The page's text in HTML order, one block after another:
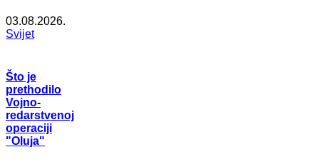
03.08.2026.
Svijet
Što je
prethodilo
Vojno-
redarstvenoj
operaciji
"Oluja"